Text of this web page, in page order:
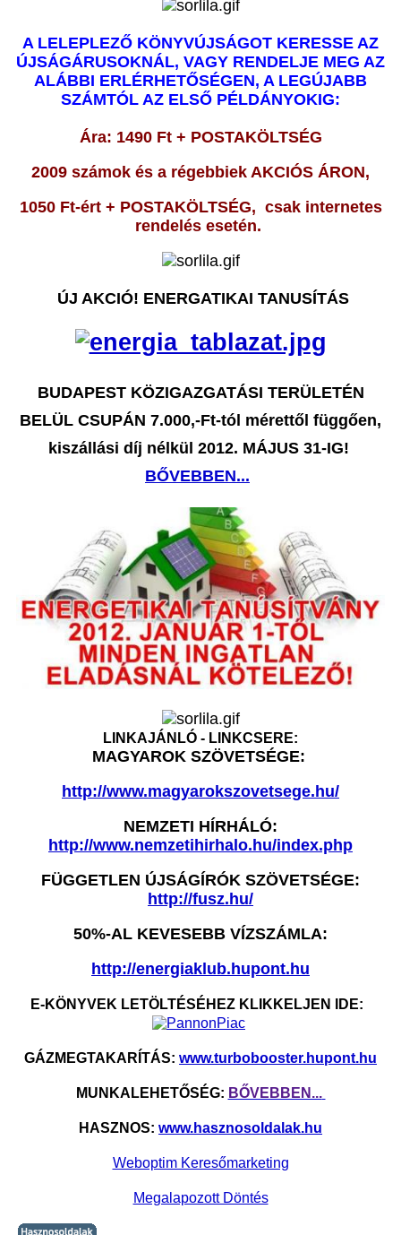
A LELEPLEZŐ KÖNYVÚJSÁGOT KERESSE AZ
ÚJSÁGÁRUSOKNÁL, VAGY RENDELJE MEG AZ
ALÁBBI ERLÉRHETŐSÉGEN, A LEGÚJABB
SZÁMTÓL AZ ELSŐ PÉLDÁNYOKIG:
Ára: 1490 Ft + POSTAKÖLTSÉG
2009 számok és a régebbiek AKCIÓS ÁRON,
1050 Ft-ért + POSTAKÖLTSÉG, csak internetes
rendelés esetén.
ÚJ AKCIÓ! ENERGATIKAI TANUSÍTÁS
BUDAPEST KÖZIGAZGATÁSI TERÜLETÉN
BELÜL CSUPÁN 7.000,-Ft-tól mérettől függően,
kiszállási díj nélkül 2012. MÁJUS 31-IG!
BŐVEBBEN...
LINKAJÁNLÓ - LINKCSERE:
MAGYAROK SZÖVETSÉGE:
http://www.magyarokszovetsege.hu/
NEMZETI HÍRHÁLÓ:
http://www.nemzetihirhalo.hu/index.php
FÜGGETLEN ÚJSÁGÍRÓK SZÖVETSÉGE:
http://fusz.hu/
50%-AL KEVESEBB VÍZSZÁMLA:
http://energiaklub.hupont.hu
E-KÖNYVEK LETÖLTÉSÉHEZ KLIKKELJEN IDE:
GÁZMEGTAKARÍTÁS: www.turbobooster.hupont.hu
MUNKALEHETŐSÉG: BŐVEBBEN...
HASZNOS: www.hasznosoldalak.hu
Weboptim Keresőmarketing
Megalapozott Döntés